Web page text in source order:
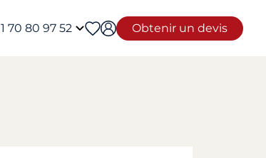
70 80 97 52 Obtenir un devis